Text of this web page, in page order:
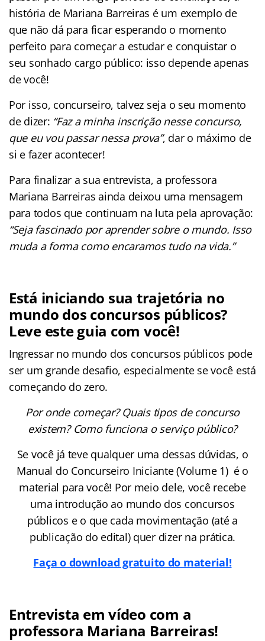
história de Mariana Barreiras é um exemplo de
que não dá para ficar esperando o momento
perfeito para começar a estudar e conquistar o
seu sonhado cargo público: isso depende apenas
de você!
Por isso, concurseiro, talvez seja o seu momento
de dizer: “Faz a minha inscrição nesse concurso,
que eu vou passar nessa prova”, dar o máximo de
si e fazer acontecer!
Para finalizar a sua entrevista, a professora
Mariana Barreiras ainda deixou uma mensagem
para todos que continuam na luta pela aprovação:
“Seja fascinado por aprender sobre o mundo. Isso
muda a forma como encaramos tudo na vida.”
Está iniciando sua trajetória no
mundo dos concursos públicos?
Leve este guia com você!
Ingressar no mundo dos concursos públicos pode
ser um grande desafio, especialmente se você está
começando do zero.
Por onde começar? Quais tipos de concurso
existem? Como funciona o serviço público?
Se você já teve qualquer uma dessas dúvidas, o
Manual do Concurseiro Iniciante (Volume 1) é o
material para você! Por meio dele, você recebe
uma introdução ao mundo dos concursos
públicos e o que cada movimentação (até a
publicação do edital) quer dizer na prática.
Faça o download gratuito do material!
Entrevista em vídeo com a
professora Mariana Barreiras!